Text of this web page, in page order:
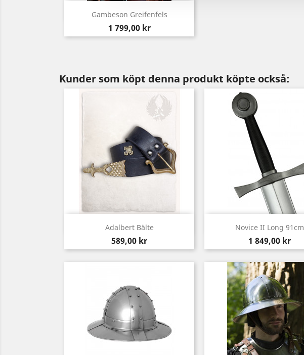
Gambeson Greifenfels
Pris
1 799,00 kr
Snabbvy
Kunder som köpt denna produkt köpte också:
Adalbert Bälte
Pris
589,00 kr
Snabbvy Novice II Long 91cm
Pris
1 849,00 kr
Snabbvy